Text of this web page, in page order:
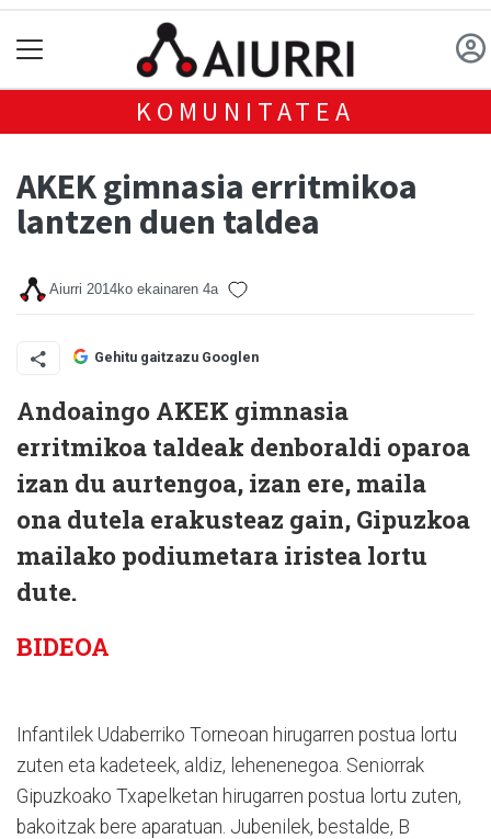
KOMUNITATEA
AKEK gimnasia erritmikoa
lantzen duen taldea
Aiurri 2014ko ekainaren 4a
Gehitu gaitzazu Googlen
Andoaingo AKEK gimnasia
erritmikoa taldeak denboraldi oparoa
izan du aurtengoa, izan ere, maila
ona dutela erakusteaz gain, Gipuzkoa
mailako podiumetara iristea lortu
dute.
BIDEOA
Infantilek Udaberriko Torneoan hirugarren postua lortu
zuten eta kadeteek, aldiz, lehenenegoa. Seniorrak
Gipuzkoako Txapelketan hirugarren postua lortu zuten,
bakoitzak bere aparatuan. Jubenilek, bestalde, B